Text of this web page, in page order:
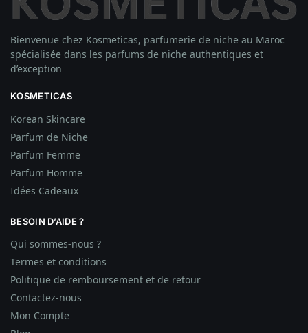
Bienvenue chez Kosmeticas, parfumerie de niche au Maroc
spécialisée dans les parfums de niche authentiques et
d’exception
KOSMETICAS
Korean Skincare
Parfum de Niche
Parfum Femme
Parfum Homme
Idées Cadeaux
BESOIN D’AIDE ?
Qui sommes-nous ?
Termes et conditions
Politique de remboursement et de retour
Contactez-nous
Mon Compte